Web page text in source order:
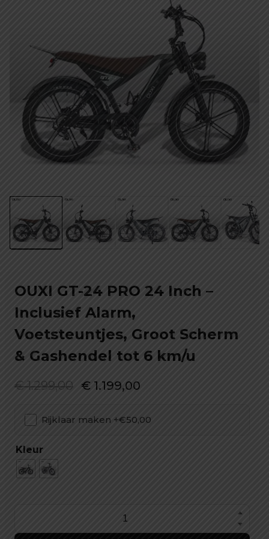
OUXI GT-24 PRO 24 Inch –
Inclusief Alarm,
Voetsteuntjes, Groot Scherm
& Gashendel tot 6 km/u
€1.299,00 Oorspronkelijke
was:
€ 1.199,00
is:
Rijklaar maken +€50,00
Kleur